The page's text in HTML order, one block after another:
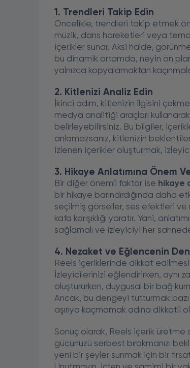
1. Trendleri Takip Edin
Öncelikle, trendleri takip etmek
müzik, dans hareketleri veya
içerikler sunar. Aksi halde,
bu dinamik ortamda, neyin ön
yalnızca kopyalamaktan
2. Kitlenizi Analiz Edin
İkinci adım, kitlenizin ilgisini
medya analitiği araçları
belirleyebilirsiniz. Bu bilgiler,
anlamazsanız, kitlenizin
izlenen içerikler oluşturmak,
3. Hikaye Anlatımına Önem
Bir diğer önemli faktör ise hikaye
bir hikaye barındırdığında daha
seçilmiş görseller, ses efektleri ve
kafa karışıklığı yaratır. Yani,
sağlamalı ve izleyiciyi her sahnede
4. Nezaket ve Eğlencenin
Reels içeriklerinde dikkat
İzleyicilerinizi eğlendirirken, aynı
oluştururken, duygusal bir bağ
Ancak, bu dengeyi tutturmak bazı
aşırıya kaçmamak adına dikkatli
Sonuç olarak, Reels içerik üretme
gücünüzü serbest bırakmanızı
yeni bir şeyler sunmak için bir